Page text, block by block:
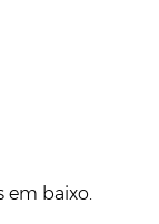
em baixo.